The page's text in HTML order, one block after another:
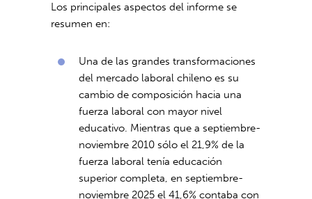
Los principales aspectos del informe se
resumen en:
Una de las grandes transformaciones
del mercado laboral chileno es su
cambio de composición hacia una
fuerza laboral con mayor nivel
educativo. Mientras que a septiembre-
noviembre 2010 sólo el 21,9% de la
fuerza laboral tenía educación
superior completa, en septiembre-
noviembre 2025 el 41,6% contaba con